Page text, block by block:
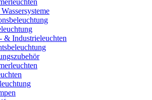
& Industrieleuchten